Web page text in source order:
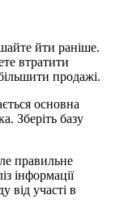
йти раніше.
втратити
продажі.
основна
Зберіть базу
правильне
інформації
від участі в